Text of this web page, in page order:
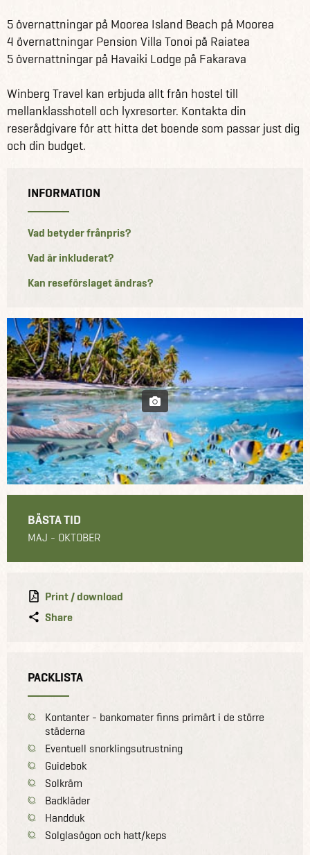
5 övernattningar på Moorea Island Beach på Moorea
4 övernattningar Pension Villa Tonoi på Raiatea
5 övernattningar på Havaiki Lodge på Fakarava
Winberg Travel kan erbjuda allt från hostel till
mellanklasshotell och lyxresorter. Kontakta din
reserådgivare för att hitta det boende som passar just dig
och din budget.
INFORMATION
Vad betyder frånpris?
Vad är inkluderat?
Kan reseförslaget ändras?
BÄSTA TID
MAJ - OKTOBER
Print / download
Share
PACKLISTA
Kontanter - bankomater finns primärt i de större
städerna
Eventuell snorklingsutrustning
Guidebok
Solkräm
Badkläder
Handduk
Solglasögon och hatt/keps